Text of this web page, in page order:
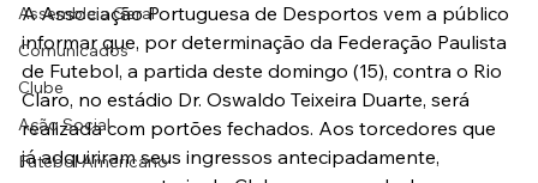
Assembleia Geral
Comunicados
Clube
Ação Social
Futebol Americano
A Associação Portuguesa de Desportos vem a público
informar que, por determinação da Federação Paulista
de Futebol, a partida deste domingo (15), contra o Rio
Claro, no estádio Dr. Oswaldo Teixeira Duarte, será
realizada com portões fechados. Aos torcedores que
já adquiriram seus ingressos antecipadamente,